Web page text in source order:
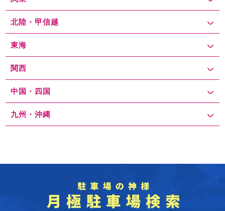
北陸・甲信越
東海
関西
中国・四国
九州・沖縄